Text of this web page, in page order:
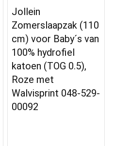
Jollein
Zomerslaapzak (110
cm) voor Baby´s van
100% hydrofiel
katoen (TOG 0.5),
Roze met
Walvisprint 048-529-
00092